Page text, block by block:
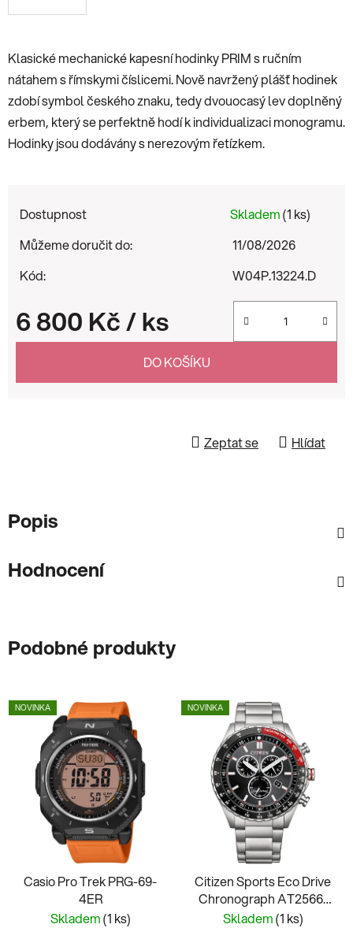
Klasické mechanické kapesní hodinky PRIM s ručním
nátahem s římskymi číslicemi. Nově navržený plášť hodinek
zdobí symbol českého znaku, tedy dvouocasý lev doplněný
erbem, který se perfektně hodí k individualizaci monogramu.
Hodinky jsou dodávány s nerezovým řetízkem.
Dostupnost Skladem(1 ks)
Můžeme doručit do:
11/08/2026
Kód:
W04P.13224.D
6 800 Kč/ ks
Měrná cena:
DO KOŠÍKU
Zeptat se Hlídat
Popis
Hodnocení
Podobné produkty
NOVINKA
Casio Pro Trek PRG-69-
4ER
Skladem(1 ks)
NOVINKA
Citizen Sports Eco Drive
Chronograph AT2566-
88E
Skladem(1 ks)